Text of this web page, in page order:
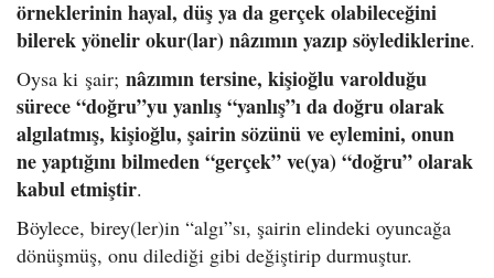
örneklerinin hayal, düş ya da gerçek olabileceğini
bilerek yönelir okur(lar) nâzımın yazıp söylediklerine.
Oysa ki şair; nâzımın tersine, kişioğlu varolduğu
sürece “doğru”yu yanlış “yanlış”ı da doğru olarak
algılatmış, kişioğlu, şairin sözünü ve eylemini, onun
ne yaptığını bilmeden “gerçek” ve(ya) “doğru” olarak
kabul etmiştir.
Böylece, birey(ler)in “algı”sı, şairin elindeki oyuncağa
dönüşmüş, onu dilediği gibi değiştirip durmuştur.